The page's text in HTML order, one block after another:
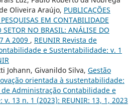
Oliveira Araújo, PUBLICAÇÕES
EM CONTABILIDADE
SETOR NO BRASIL: ANÁLISE DO
A 2009 , REUNIR Revista de
e Sustentabilidade: v. 1
Johann, Givanildo Silva, Gestão
orientada à sustentabilidade:
de Administração Contabilidade e
13 n. 1 (2023): REUNIR: 13, 1, 2023